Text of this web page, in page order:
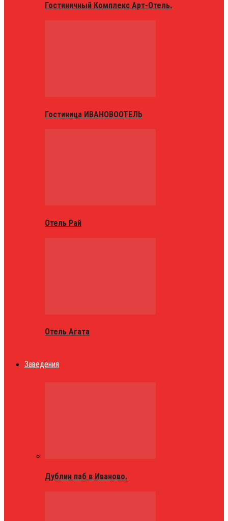
Гостиничный Комплекс Арт-Отель.
Гостиница ИВАНОВООТЕЛЬ
Отель Рай
Отель Агата
Заведения
Дублин паб в Иваново.